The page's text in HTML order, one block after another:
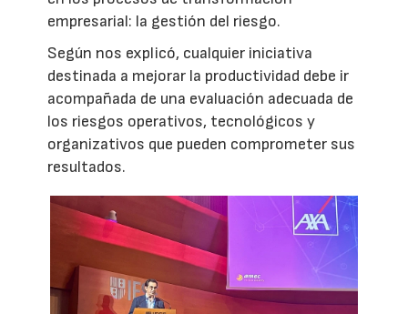
empresarial: la gestión del riesgo.
Según nos explicó, cualquier iniciativa
destinada a mejorar la productividad debe ir
acompañada de una evaluación adecuada de
los riesgos operativos, tecnológicos y
organizativos que pueden comprometer sus
resultados.